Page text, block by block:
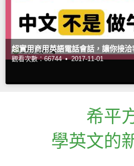
超實用商用英語電話會話，讓你接
觀看次數：66744 • 2017-11-01
希平
學英文的